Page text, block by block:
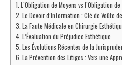
L’Obligation de Moyens vs l’Obligation
Le Devoir d’Information : Clé de Voûte
La Faute Médicale en Chirurgie
L’Évaluation du Préjudice Esthétique
Les Évolutions Récentes de la
La Prévention des Litiges : Vers une